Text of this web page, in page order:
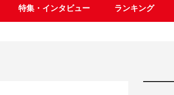
特集・インタビュー ランキング